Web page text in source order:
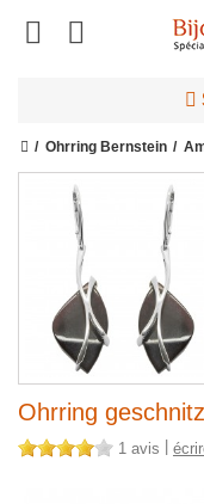
Ohrring Bernstein
Ohrring
1 avis